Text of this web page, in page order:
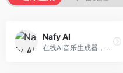
Nafy AI
在线AI音乐生成器，专注于快速音乐创作。面向内容创作者，支持多种风格音乐生成，操作简便，生成速度快，适合快速配乐需求。